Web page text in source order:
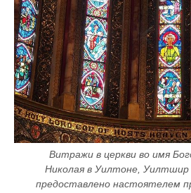
Витражи в церкви во имя
Николая в Уилтоне,
предоставлено настоятелем